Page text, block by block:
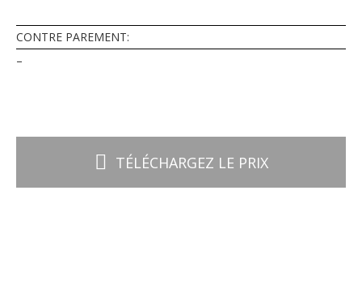
CONTRE PAREMENT:
–
TÉLÉCHARGEZ LE PRIX